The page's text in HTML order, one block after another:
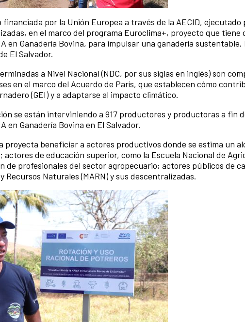
por la Unión Europea a través de la AECID,
en el marco del programa Euroclima+, proyecto que tiene
en Ganadería Bovina, para impulsar una ganadería
El Salvador.
a Nivel Nacional (NDC, por sus siglas en inglés) son
en el marco del Acuerdo de París, que establecen cómo
(GEI) y a adaptarse al impacto climático.
se están interviniendo a 917 productores y productoras a fin
en Ganadería Bovina en El Salvador.
proyecta beneficiar a actores productivos donde se estima un
de educación superior, como la Escuela Nacional de
de profesionales del sector agropecuario; actores públicos de
Recursos Naturales (MARN) y sus descentralizadas.